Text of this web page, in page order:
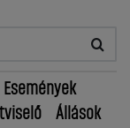
Események
Állások